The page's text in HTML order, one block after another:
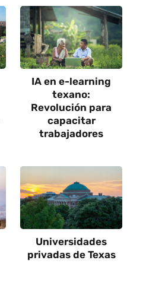
IA en e-learning
texano:
Revolución para
capacitar
trabajadores
Universidades
privadas de Texas